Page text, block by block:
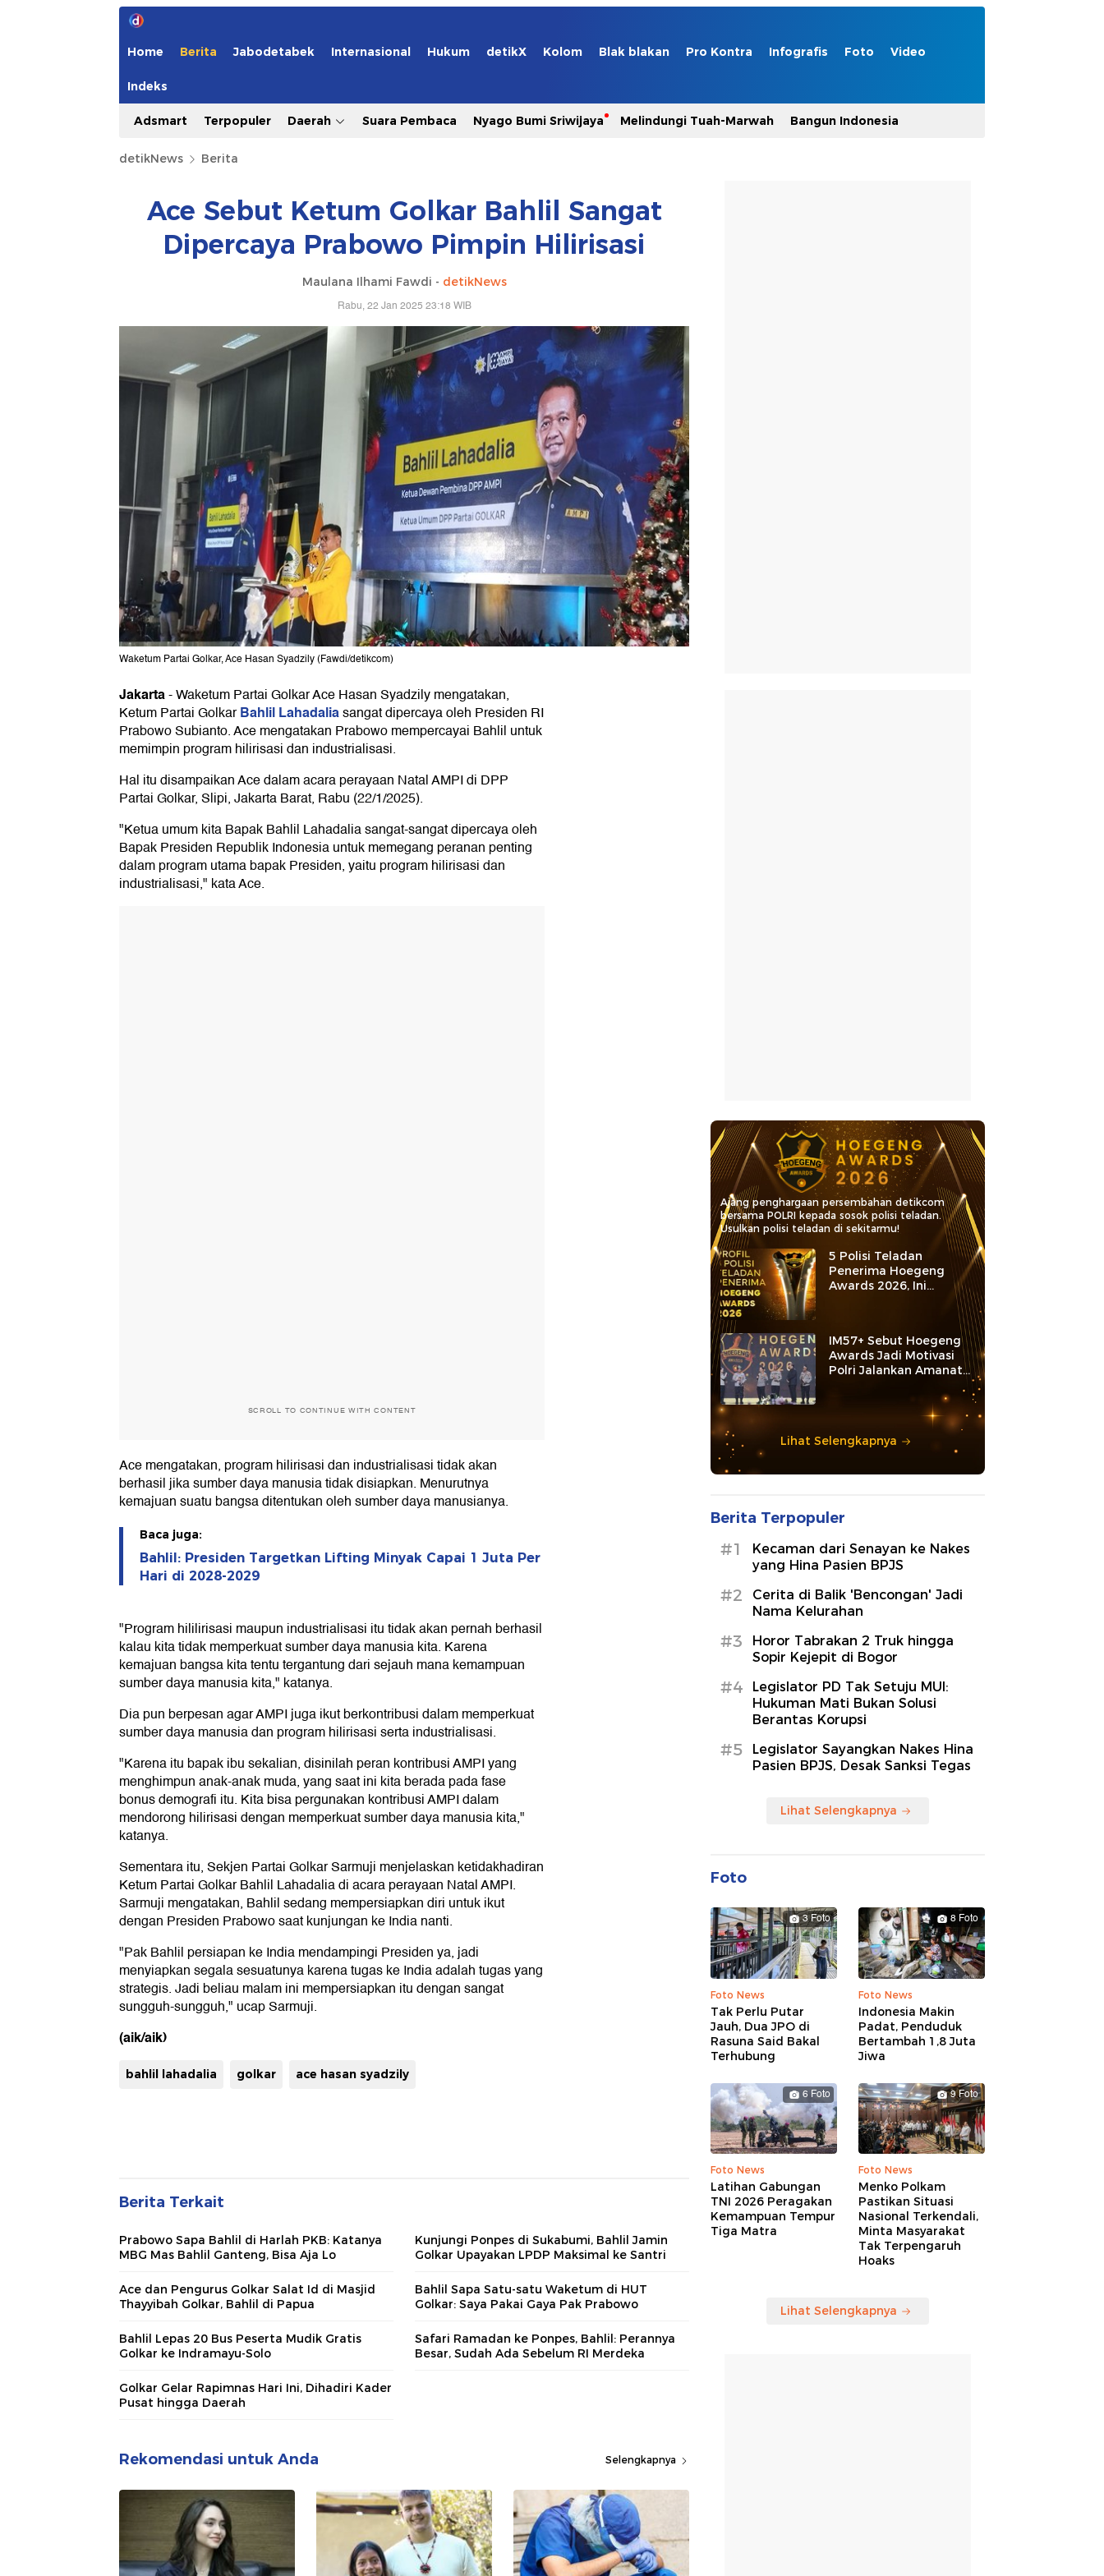
Home Berita Jabodetabek Internasional Hukum detikX Kolom Blak blakan Pro Kontra Infografis Foto Video
Indeks
Adsmart Terpopuler Daerah Suara Pembaca Nyago Bumi Sriwijaya Melindungi Tuah-Marwah Bangun Indonesia
detikNews Berita
Ace Sebut Ketum Golkar Bahlil Sangat
Dipercaya Prabowo Pimpin Hilirisasi
Maulana Ilhami Fawdi - detikNews
Rabu, 22 Jan 2025 23:18 WIB
Waketum Partai Golkar, Ace Hasan Syadzily (Fawdi/detikcom)
Jakarta-Waketum Partai Golkar Ace Hasan Syadzily mengatakan,
Ketum Partai GolkarBahlil Lahadaliasangat dipercaya oleh Presiden RI
Prabowo Subianto. Ace mengatakan Prabowo mempercayai Bahlil untuk
memimpin program hilirisasi dan industrialisasi.
Hal itu disampaikan Ace dalam acara perayaan Natal AMPI di DPP
Partai Golkar, Slipi, Jakarta Barat, Rabu (22/1/2025).
"Ketua umum kita Bapak Bahlil Lahadalia sangat-sangat dipercaya oleh
Bapak Presiden Republik Indonesia untuk memegang peranan penting
dalam program utama bapak Presiden, yaitu program hilirisasi dan
industrialisasi," kata Ace.
SCROLL TO CONTINUE WITH CONTENT
Ace mengatakan, program hilirisasi dan industrialisasi tidak akan
berhasil jika sumber daya manusia tidak disiapkan. Menurutnya
kemajuan suatu bangsa ditentukan oleh sumber daya manusianya.
Baca juga:
Bahlil: Presiden Targetkan Lifting Minyak Capai 1 Juta Per
Hari di 2028-2029
"Program hililirisasi maupun industrialisasi itu tidak akan pernah berhasil
kalau kita tidak memperkuat sumber daya manusia kita. Karena
kemajuan bangsa kita tentu tergantung dari sejauh mana kemampuan
sumber daya manusia kita," katanya.
Dia pun berpesan agar AMPI juga ikut berkontribusi dalam memperkuat
sumber daya manusia dan program hilirisasi serta industrialisasi.
"Karena itu bapak ibu sekalian, disinilah peran kontribusi AMPI yang
menghimpun anak-anak muda, yang saat ini kita berada pada fase
bonus demografi itu. Kita bisa pergunakan kontribusi AMPI dalam
mendorong hilirisasi dengan memperkuat sumber daya manusia kita,"
katanya.
Sementara itu, Sekjen Partai Golkar Sarmuji menjelaskan ketidakhadiran
Ketum Partai Golkar Bahlil Lahadalia di acara perayaan Natal AMPI.
Sarmuji mengatakan, Bahlil sedang mempersiapkan diri untuk ikut
dengan Presiden Prabowo saat kunjungan ke India nanti.
"Pak Bahlil persiapan ke India mendampingi Presiden ya, jadi
menyiapkan segala sesuatunya karena tugas ke India adalah tugas yang
strategis. Jadi beliau malam ini mempersiapkan itu dengan sangat
sungguh-sungguh," ucap Sarmuji.
(aik/aik)
bahlil lahadalia golkar ace hasan syadzily
Berita Terkait
Prabowo Sapa Bahlil di Harlah PKB: Katanya
MBG Mas Bahlil Ganteng, Bisa Aja Lo
Kunjungi Ponpes di Sukabumi, Bahlil Jamin
Golkar Upayakan LPDP Maksimal ke Santri
Ace dan Pengurus Golkar Salat Id di Masjid
Thayyibah Golkar, Bahlil di Papua
Bahlil Sapa Satu-satu Waketum di HUT
Golkar: Saya Pakai Gaya Pak Prabowo
Bahlil Lepas 20 Bus Peserta Mudik Gratis
Golkar ke Indramayu-Solo
Safari Ramadan ke Ponpes, Bahlil: Perannya
Besar, Sudah Ada Sebelum RI Merdeka
Golkar Gelar Rapimnas Hari Ini, Dihadiri Kader
Pusat hingga Daerah
Rekomendasi untuk Anda Selengkapnya
Ajang penghargaan persembahan detikcom
bersama POLRI kepada sosok polisi teladan.
Usulkan polisi teladan di sekitarmu!
5 Polisi Teladan
Penerima Hoegeng
Awards 2026, Ini
Kategori dan Kiprahnya
IM57+ Sebut Hoegeng
Awards Jadi Motivasi
Polri Jalankan Amanat
Lihat Selengkapnya
Berita Terpopuler
#1
Kecaman dari Senayan ke Nakes
yang Hina Pasien BPJS
#2
Cerita di Balik 'Bencongan' Jadi
Nama Kelurahan
#3
Horor Tabrakan 2 Truk hingga
Sopir Kejepit di Bogor
#4
Legislator PD Tak Setuju MUI:
Hukuman Mati Bukan Solusi
Berantas Korupsi
#5
Legislator Sayangkan Nakes Hina
Pasien BPJS, Desak Sanksi Tegas
Lihat Selengkapnya
Foto
3 Foto
Foto News
Tak Perlu Putar
Jauh, Dua JPO di
Rasuna Said Bakal
Terhubung
8 Foto
Foto News
Indonesia Makin
Padat, Penduduk
Bertambah 1,8 Juta
Jiwa
6 Foto
Foto News
Latihan Gabungan
TNI 2026 Peragakan
Kemampuan Tempur
Tiga Matra
9 Foto
Foto News
Menko Polkam
Pastikan Situasi
Nasional Terkendali,
Minta Masyarakat
Tak Terpengaruh
Hoaks
Lihat Selengkapnya